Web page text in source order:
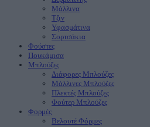
Μάλλινα
Τζιν
Υφασμάτινα
Σορτσάκια
Φούστες
Πουκάμισα
Μπλούζες
Διάφορες Μπλούζες
Μάλλινες Μπλούζες
Πλεκτές Μπλούζες
Φούτερ Μπλούζες
Φορμές
Βελουτέ Φόρμες